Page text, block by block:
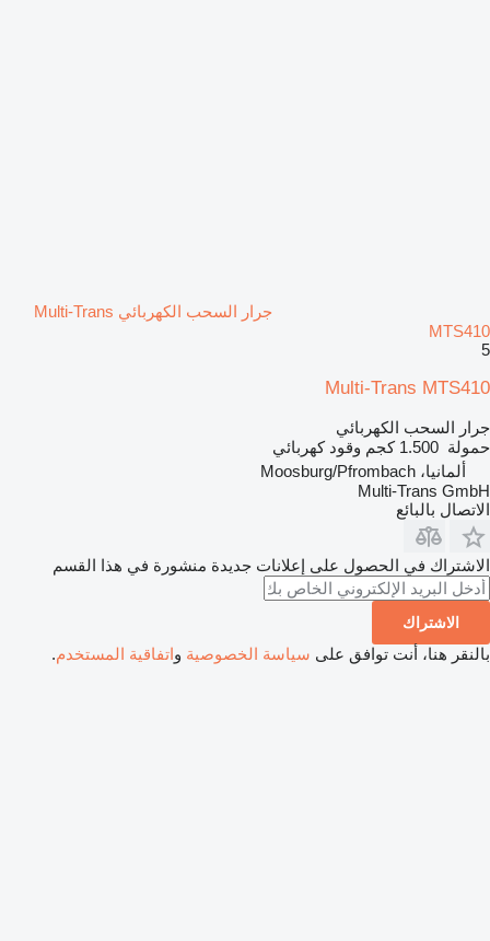
جرار السحب الكهربائي Multi-Trans
MTS410
5
Multi-Trans MTS410
جرار السحب الكهربائي
حمولة 1.500 كجم وقود كهربائي
ألمانيا، Moosburg/Pfrombach
Multi-Trans GmbH
الاتصال بالبائع
الاشتراك في الحصول على إعلانات جديدة منشورة في هذا القسم
الاشتراك
بالنقر هنا، أنت توافق على سياسة الخصوصية واتفاقية المستخدم.